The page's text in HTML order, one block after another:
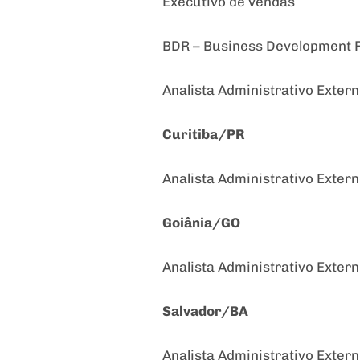
BDR – Business Development
Analista Administrativo
Curitiba/PR
Analista Administrativo
Goiânia/GO
Analista Administrativo
Salvador/BA
Analista Administrativo